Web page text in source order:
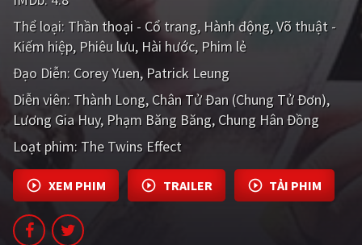
Thể loại: Thần thoại - Cổ trang Hành động Võ thuật -
Kiếm hiệp Phiêu lưu Hài hước Phim lẻ
Đạo Diễn: Corey Yuen Patrick Leung
Diễn viên: Thành Long Chân Tử Đan (Chung Tử Đơn)
Lương Gia Huy Phạm Băng Băng Chung Hân Đồng
Loạt phim: The Twins Effect
XEM PHIM TRAILER TẢI PHIM